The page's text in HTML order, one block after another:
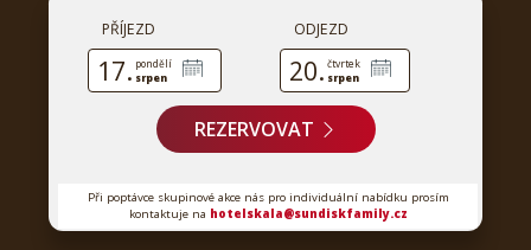
PŘÍJEZD
17. pondělí
srpen
ODJEZD
20. čtvrtek
srpen
REZERVOVAT
Při poptávce skupinové akce nás pro individuální nabídku prosím
kontaktuje na hotelskala@sundiskfamily.cz